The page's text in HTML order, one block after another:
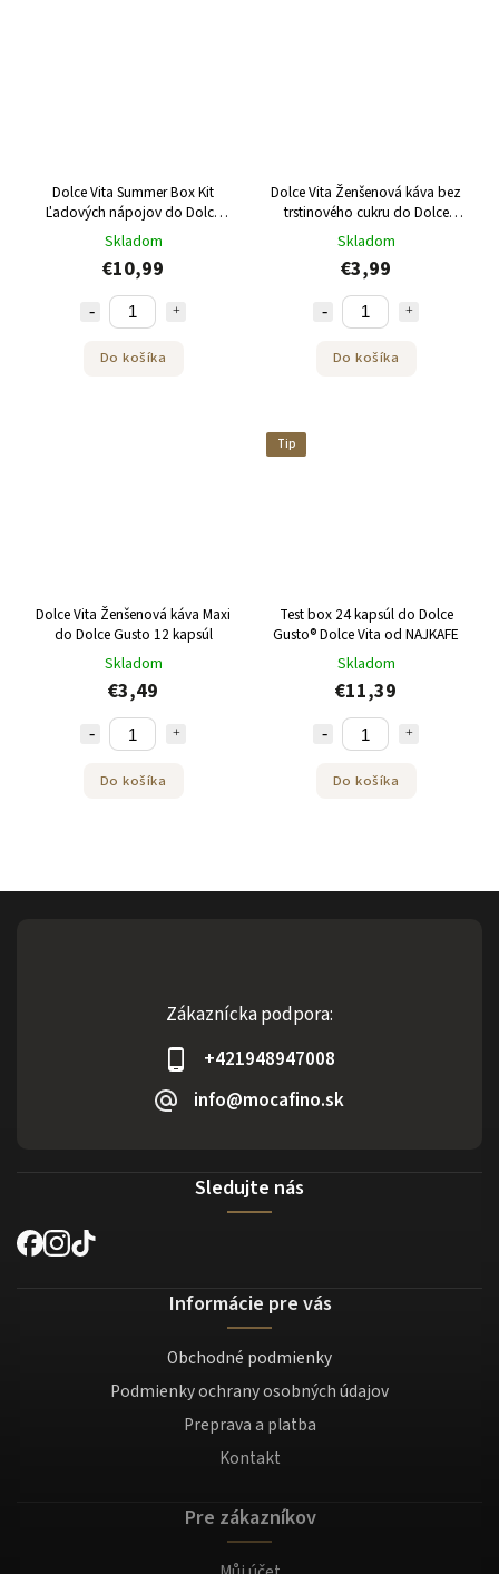
Dolce Vita Summer Box Kit
Ľadových nápojov do Dolce
Gusto 24 kusov
Skladom
€10,99
Do košíka
Dolce Vita Ženšenová káva bez
trstinového cukru do Dolce
Gusto 12 kusov kapsúl
Skladom
€3,99
Do košíka
Dolce Vita Ženšenová káva Maxi
do Dolce Gusto 12 kapsúl
Skladom
€3,49
Do košíka
Tip
Test box 24 kapsúl do Dolce
Gusto® Dolce Vita od NAJKAFE
Skladom
€11,39
Do košíka
Zákaznícka podpora:
+421948947008
info@mocafino.sk
Sledujte nás
Informácie pre vás
Obchodné podmienky
Podmienky ochrany osobných údajov
Preprava a platba
Kontakt
Pre zákazníkov